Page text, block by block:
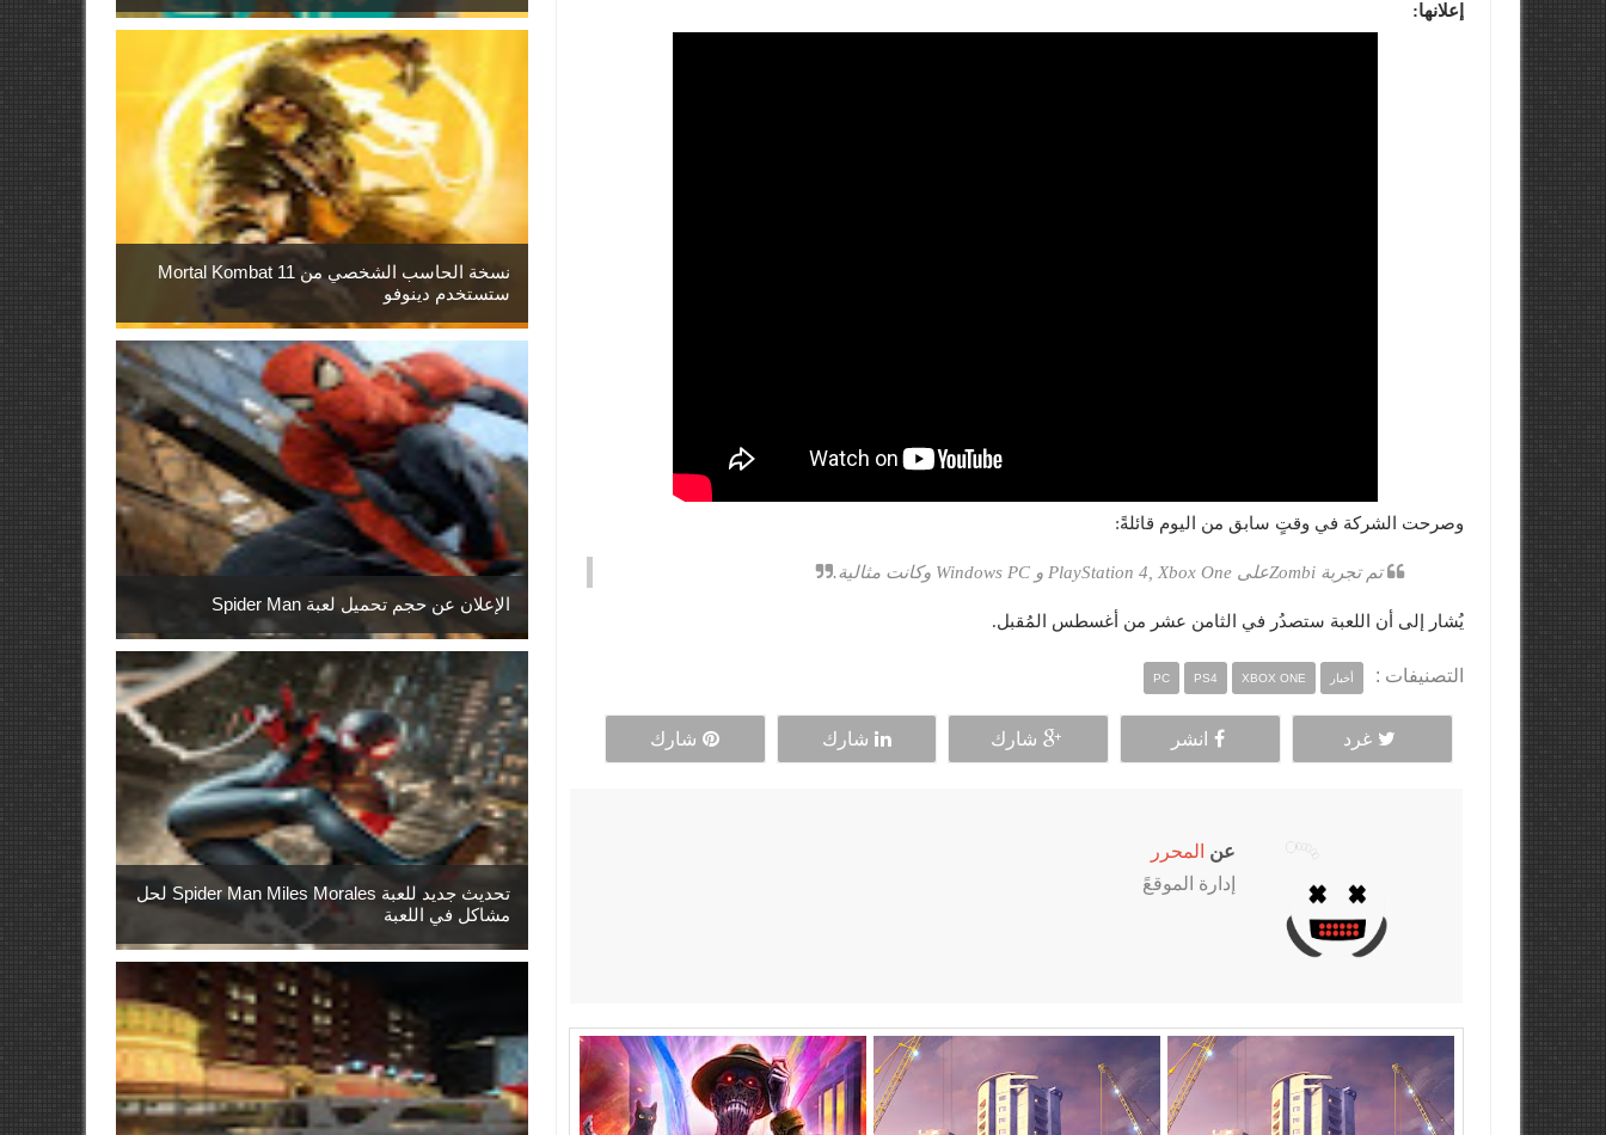
إعلانها:
وصرحت الشركة في وقتٍ سابق من اليوم قائلةً:
تم تجربة Zombiعلى PlayStation 4, Xbox One و Windows PC وكانت مثالية.
يُشار إلى أن اللعبة ستصدُر في الثامن عشر من أغسطس المُقبل.
التصنيفات : أخبار PC PS4 XBOX ONE
غرد انشر شارك شارك شارك
عن المحرر
إدارة الموقعً
نسخة الحاسب الشخصي من Mortal Kombat 11
ستستخدم دينوفو
الإعلان عن حجم تحميل لعبة Spider Man
تحديث جديد للعبة Spider Man Miles Morales لحل
مشاكل في اللعبة